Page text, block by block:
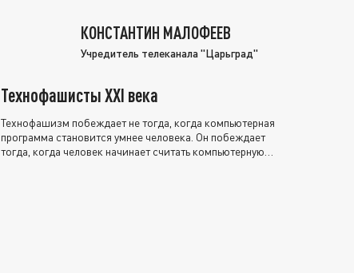
КОНСТАНТИН МАЛОФЕЕВ
Учредитель телеканала "Царьград"
Технофашисты XXI века
Технофашизм побеждает не тогда, когда компьютерная
программа становится умнее человека. Он побеждает
тогда, когда человек начинает считать компьютерную